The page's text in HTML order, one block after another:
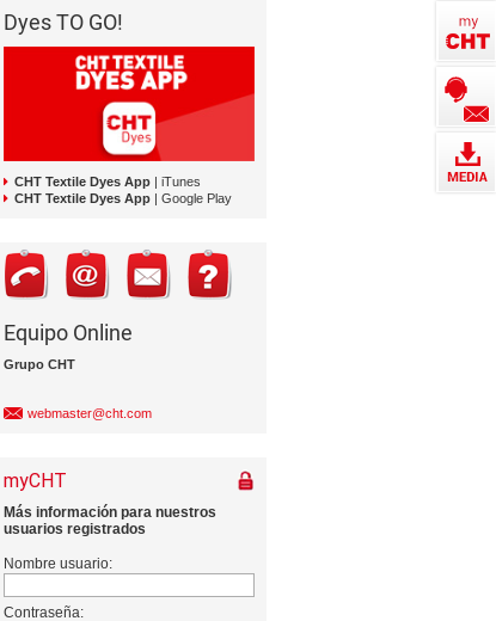
Dyes TO GO!
CHT Textile Dyes App | iTunes
CHT Textile Dyes App | Google Play
Equipo Online
Grupo CHT
webmaster@cht.com